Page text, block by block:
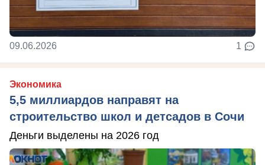
09.06.2026 1
Экономика
5,5 миллиардов направят на
строительство школ и детсадов в Сочи
Деньги выделены на 2026 год